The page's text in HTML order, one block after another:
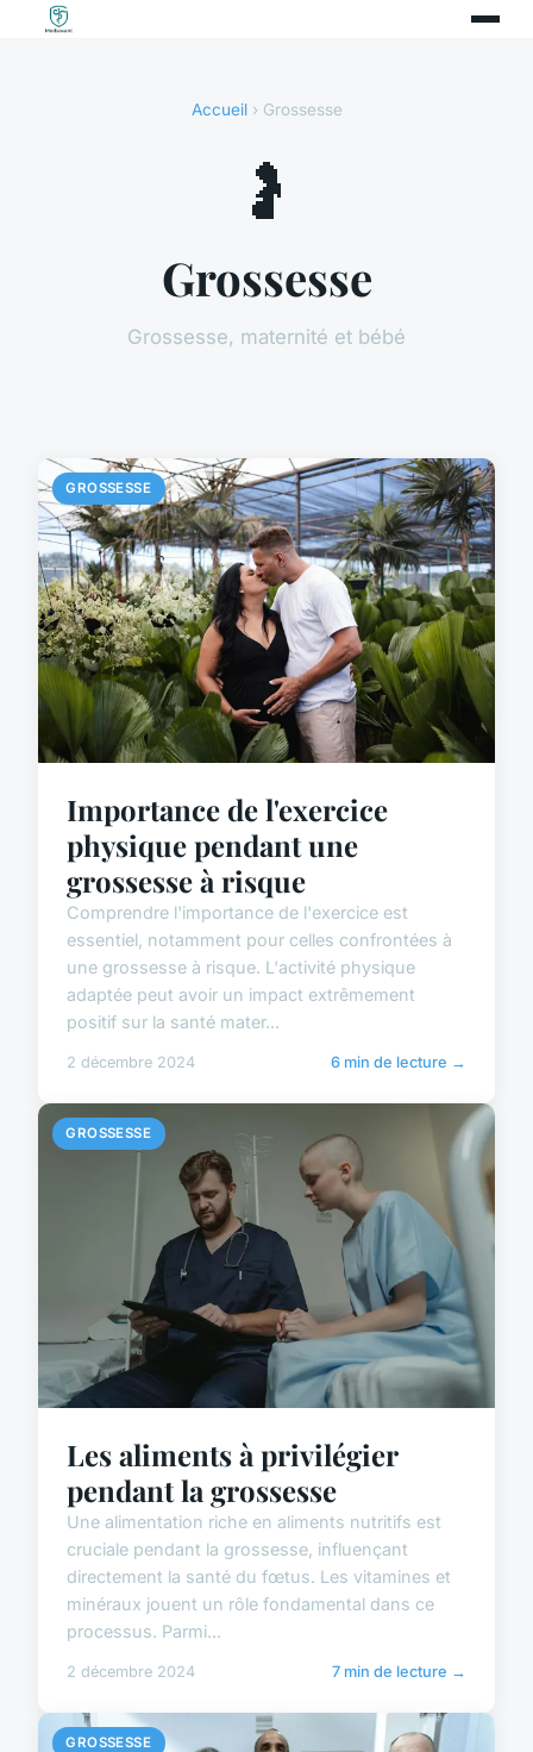
Accueil› Grossesse
🤰
Grossesse
Grossesse, maternité et bébé
GROSSESSE
Importance de l'exercice
physique pendant une
grossesse à risque
Comprendre l'importance de l'exercice est
essentiel, notamment pour celles confrontées à
une grossesse à risque. L'activité physique
adaptée peut avoir un impact extrêmement
positif sur la santé mater...
2 décembre 2024 6 min de lecture →
GROSSESSE
Les aliments à privilégier
pendant la grossesse
Une alimentation riche en aliments nutritifs est
cruciale pendant la grossesse, influençant
directement la santé du fœtus. Les vitamines et
minéraux jouent un rôle fondamental dans ce
processus. Parmi...
2 décembre 2024 7 min de lecture →
GROSSESSE